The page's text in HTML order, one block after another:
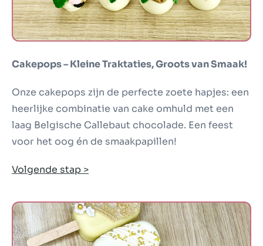
Cakepops – Kleine Traktaties, Groots van Smaak!
Onze cakepops zijn de perfecte zoete hapjes: een
heerlijke combinatie van cake omhuld met een
laag Belgische Callebaut chocolade. Een feest
voor het oog én de smaakpapillen!
Volgende stap >